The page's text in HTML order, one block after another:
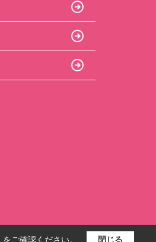
をご確認ください。 閉じる